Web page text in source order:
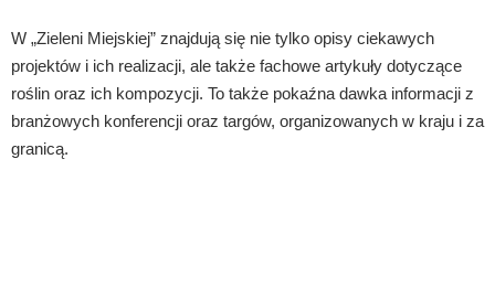
W „Zieleni Miejskiej” znajdują się nie tylko opisy ciekawych
projektów i ich realizacji, ale także fachowe artykuły dotyczące
roślin oraz ich kompozycji. To także pokaźna dawka informacji z
branżowych konferencji oraz targów, organizowanych w kraju i za
granicą.